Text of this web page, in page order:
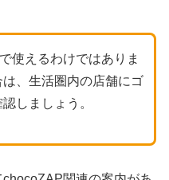
使えるわけではありま
、生活圏内の店舗にゴ
しましょう。